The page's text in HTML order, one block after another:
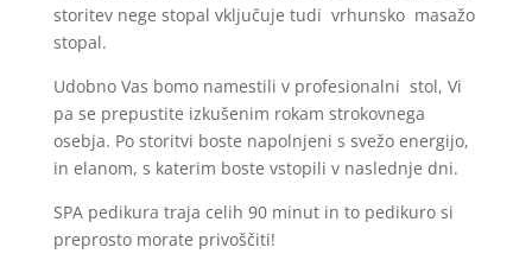
storitev nege stopal vključuje tudi vrhunsko masažo
stopal.
Udobno Vas bomo namestili v profesionalni stol, Vi
pa se prepustite izkušenim rokam strokovnega
osebja. Po storitvi boste napolnjeni s svežo energijo,
in elanom, s katerim boste vstopili v naslednje dni.
SPA pedikura traja celih 90 minut in to pedikuro si
preprosto morate privoščiti!